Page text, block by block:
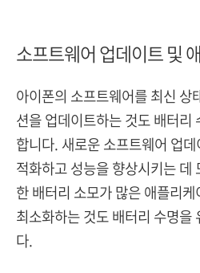
소프트웨어 업데이트 및
아이폰의 소프트웨어를 최신 상
션을 업데이트하는 것도 배터리
합니다. 새로운 소프트웨어 업
적화하고 성능을 향상시키는 데
한 배터리 소모가 많은 애플리
최소화하는 것도 배터리 수명을
다.